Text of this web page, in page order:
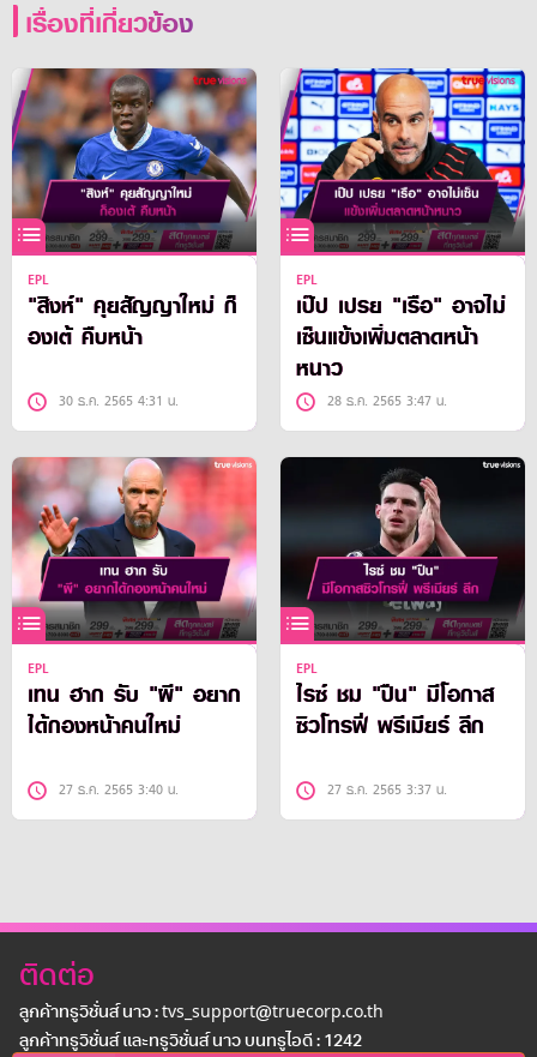
เรื่องที่เกี่ยวข้อง
EPL
"สิงห์" คุยสัญญาใหม่ ก็
องเต้ คืบหน้า
30 ธ.ค. 2565 4:31 น.
EPL
เป๊ป เปรย "เรือ" อาจไม่
เซ็นแข้งเพิ่มตลาดหน้า
หนาว
28 ธ.ค. 2565 3:47 น.
EPL
เทน ฮาก รับ "ผี" อยาก
ได้กองหน้าคนใหม่
27 ธ.ค. 2565 3:40 น.
EPL
ไรซ์ ชม "ปืน" มีโอกาส
ซิวโทรฟี่ พรีเมียร์ ลีก
27 ธ.ค. 2565 3:37 น.
ติดต่อ
ลูกค้าทรูวิชั่นส์ นาว : tvs_support@truecorp.co.th
ลูกค้าทรูวิชั่นส์ และทรูวิชั่นส์ นาว บนทรูไอดี : 1242